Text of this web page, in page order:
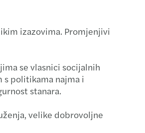
izazovima. Promjenjivi
se vlasnici socijalnih
s politikama najma i
stanara.
velike dobrovoljne